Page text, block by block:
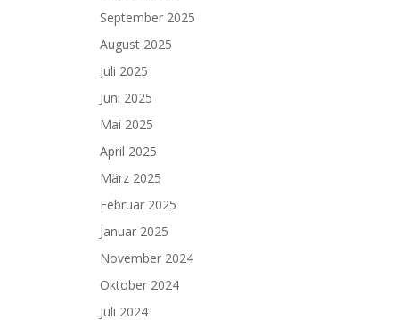
September 2025
August 2025
Juli 2025
Juni 2025
Mai 2025
April 2025
März 2025
Februar 2025
Januar 2025
November 2024
Oktober 2024
Juli 2024